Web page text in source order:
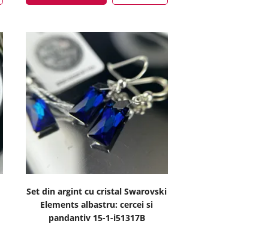
Set din argint cu cristal Swarovski
Elements albastru: cercei si
pandantiv 15-1-i51317B